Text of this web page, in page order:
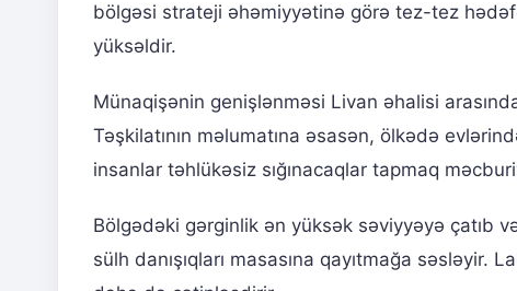
bölgəsi strateji əhəmiyyətinə görə tez-tez
yüksəldir.
Münaqişənin genişlənməsi Livan əhalisi
Təşkilatının məlumatına əsasən, ölkədə
insanlar təhlükəsiz sığınacaqlar tapmaq
Bölgədəki gərginlik ən yüksək səviyyəyə çatıb
sülh danışıqları masasına qayıtmağa